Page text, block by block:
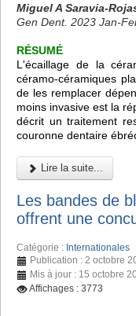
Miguel A Saravia-
Gen Dent. 2023 Jan-
RÉSUMÉ
L'écaillage de la
céramo-céramiques
de les remplacer
moins invasive est la
décrit un traitement
couronne dentaire
Lire la suite...
Les bandes de
offrent une
Catégorie : Internationales
Publication : 2 octobre
Mis à jour : 15 octobre
Affichages : 3773